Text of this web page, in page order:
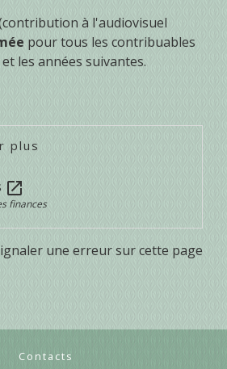
à l'audiovisuel
pour tous les contribuables
les années suivantes.
plus
open_in_new
finances
une erreur sur cette page
Contacts